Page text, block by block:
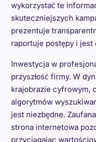
wykorzystać te
skuteczniejszych
prezentuje
raportuje postępy i jest
Inwestycja w
przyszłość firmy. W
krajobrazie cyfrowym,
algorytmów
jest niezbędne.
strona internetowa
przyciągając